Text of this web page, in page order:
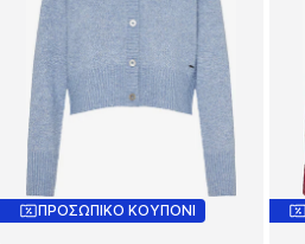
ΠΡΟΣΩΠΙΚΟ ΚΟΥΠΟΝΙ